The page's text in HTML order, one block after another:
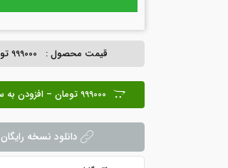
قیمت محصول : 999000 تومان
999000 تومان – افزودن به سبد خرید
دانلود نسخه رایگان